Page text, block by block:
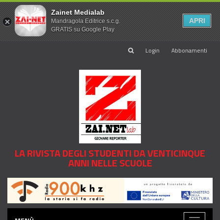
Login Abbonamenti
LA RIVISTA DEGLI STUDENTI DA VENTICINQUE
ANNI NELLE SCUOLE
Zainet Medialab
Mandragola Editrice s.c.g.
GRATIS su Google Play
APRI